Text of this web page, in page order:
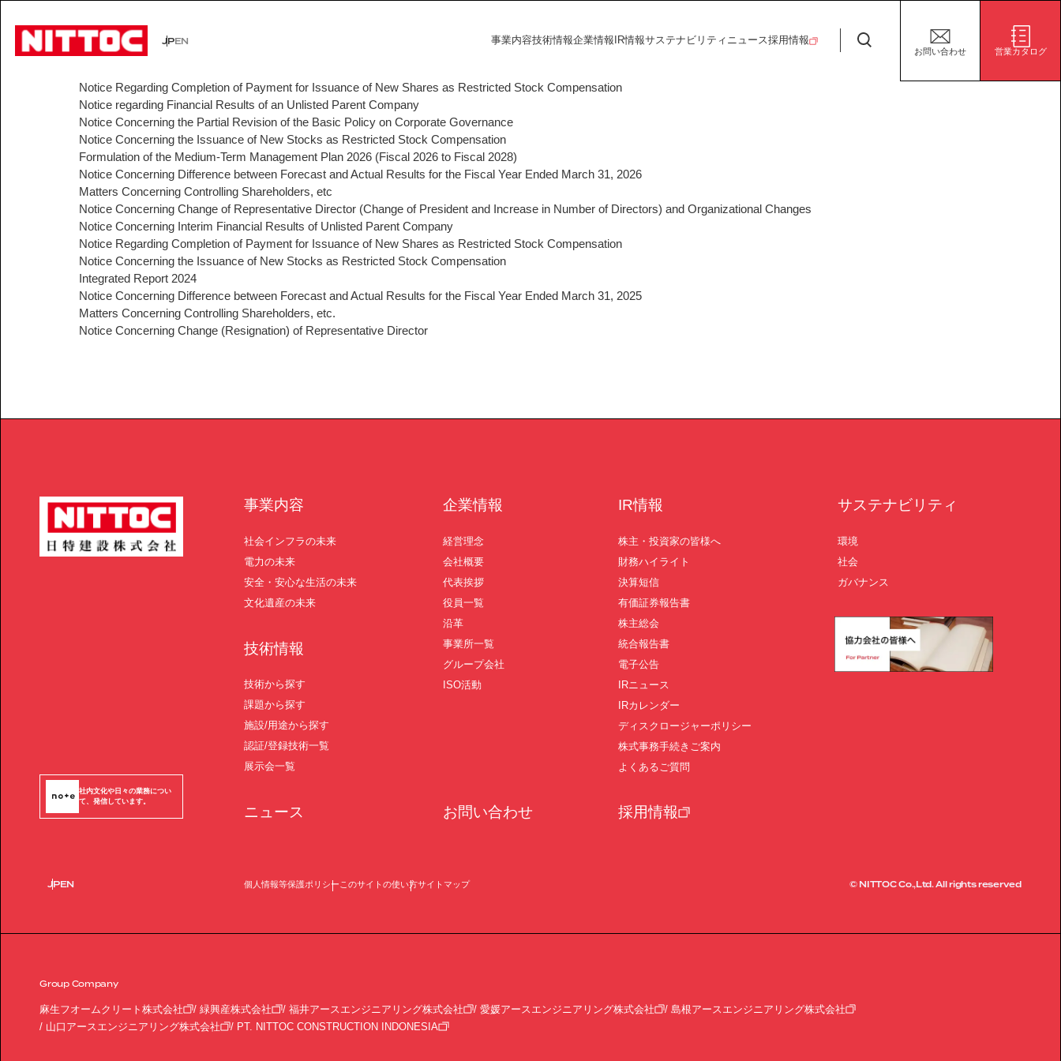
JPEN 事業内容技術情報企業情報 IR情報サステナビリティ ニュース採用情報
お問い合わせ 営業カタログ
事業内容トップ 社会インフラの未来
文化遺産の未来
Business
事業内容
技術情報トップ 技術から探す
認証/登録技術一覧 展示会一覧
Technology
技術情報
企業情報トップ 経営理念
役員一覧 沿革
ISO活動
Company Information
企業情報
IR情報トップ 株主・投資家の皆様へ
有価証券報告書 株主総会
IRニュース IRカレンダー ディスクロージャーポリシー 株式事務手続き案内
よくあるご質問
Investor Relations
サステナビリティトップ 環境
Sustainability
サステナビリティ
JPEN
社会インフラの未来
安全・安心な生活の未来
展示会一覧
企業情報
経営理念
会社概要
代表挨拶
事業所一覧
グループ会社
ISO活動
財務ハイライト
有価証券報告書
統合報告書
よくあるご質問
社会
営業カタログダウンロード
Notice Regarding Completion of Payment for Issuance of New Shares as Restricted Stock Compensation
Notice regarding Financial Results of an Unlisted Parent Company
Notice Concerning the Partial Revision of the Basic Policy on Corporate Governance
Notice Concerning the Issuance of New Stocks as Restricted Stock Compensation
Formulation of the Medium-Term Management Plan 2026 (Fiscal 2026 to Fiscal 2028)
Notice Concerning Difference between Forecast and Actual Results for the Fiscal Year Ended March 31, 2026
Matters Concerning Controlling Shareholders, etc
Notice Concerning Change of Representative Director (Change of President and Increase in Number of Directors) and Organizational Changes
Notice Concerning Interim Financial Results of Unlisted Parent Company
Notice Regarding Completion of Payment for Issuance of New Shares as Restricted Stock Compensation
Notice Concerning the Issuance of New Stocks as Restricted Stock Compensation
Integrated Report 2024
Notice Concerning Difference between Forecast and Actual Results for the Fiscal Year Ended March 31, 2025
Matters Concerning Controlling Shareholders, etc.
Notice Concerning Change (Resignation) of Representative Director
JPEN
事業内容
社会インフラの未来
電力の未来
安全・安心な生活の未来
文化遺産の未来
技術情報
技術から探す
課題から探す
施設/用途から探す
認証/登録技術一覧
展示会一覧
企業情報
経営理念
会社概要
代表挨拶
役員一覧
沿革
事業所一覧
グループ会社
ISO活動
IR情報
株主・投資家の皆様へ
財務ハイライト
決算短信
有価証券報告書
株主総会
統合報告書
電子公告
IRニュース
IRカレンダー
ディスクロージャーポリシー
株式事務手続きご案内
よくあるご質問
サステナビリティ
環境
社会
ガバナンス
ニュース お問い合わせ 採用情報
個人情報等保護ポリシー このサイトの使い方サイトマップ
社内文化や日々の業務につい
て、発信しています。
© NITTOC Co.,Ltd. All rights reserved
Group Company
麻生フオームクリート株式会社 緑興産株式会社 福井アースエンジニアリング株式会社 愛媛アースエンジニアリング株式会社
島根アースエンジニアリング株式会社
山口アースエンジニアリング株式会社
PT. NITTOC CONSTRUCTION INDONESIA